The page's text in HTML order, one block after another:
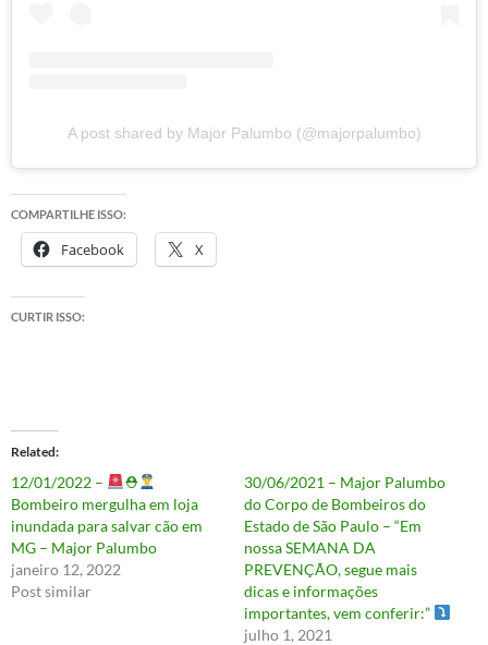
A post shared by Major Palumbo (@majorpalumbo)
COMPARTILHE ISSO:
Facebook X
CURTIR ISSO:
Related
12/01/2022 –
⛑
Bombeiro mergulha em loja
inundada para salvar cão em
MG – Major Palumbo
janeiro 12, 2022
Post similar
30/06/2021 – Major Palumbo
do Corpo de Bombeiros do
Estado de São Paulo – “Em
nossa SEMANA DA
PREVENÇÃO, segue mais
dicas e informações
importantes, vem conferir:”
julho 1, 2021